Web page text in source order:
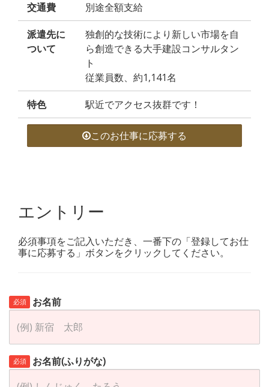
交通費 別途全額支給
派遣先に
ついて
独創的な技術により新しい市場を自
ら創造できる大手建設コンサルタン
ト
従業員数、約1,141名
特色 駅近でアクセス抜群です！
このお仕事に応募する
エントリー
必須事項をご記入いただき、一番下の「登録してお仕
事に応募する」ボタンをクリックしてください。
必須 お名前
必須 お名前(ふりがな)